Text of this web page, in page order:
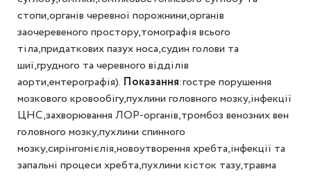
стопи,органів черевної порожнини,органів
заочеревеного простору,томографія всього
тіла,придаткових пазух носа,судин голови та
шиї,грудного та черевного відділів
аорти,ентерографія). Показання:гостре порушення
мозкового кровообігу,пухлини головного мозку,інфекції
ЦНС,захворювання ЛОР-органів,тромбоз венозних вен
головного мозку,пухлини спинного
мозку,сирінгомієлія,новоутворення хребта,інфекції та
запальні процеси хребта,пухлини кісток тазу,травма